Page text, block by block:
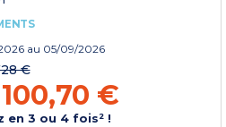
au 05/09/2026
€
100,70 €
en 3 ou 4 fois² !